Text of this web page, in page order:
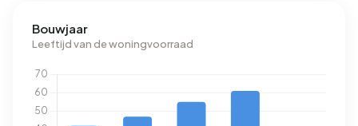
Bouwjaar
Leeftijd van de woningvoorraad